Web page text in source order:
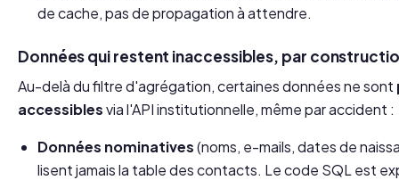
de cache, pas de propagation à attendre.
Données qui restent inaccessibles, par
Au-delà du filtre d'agrégation, certaines données ne sont
accessiblesvia l'API institutionnelle, même par accident :
Données nominatives(noms, e-mails, dates de
lisent jamais la table des contacts. Le code SQL est